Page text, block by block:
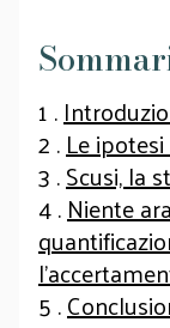
1 .
2 .Le
3 .Scusi, la
4 .Niente
5 .